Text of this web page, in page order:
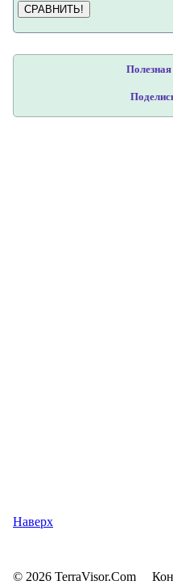
СРАВНИТЬ!
Наверх
© 2026 TerraVisor.Com